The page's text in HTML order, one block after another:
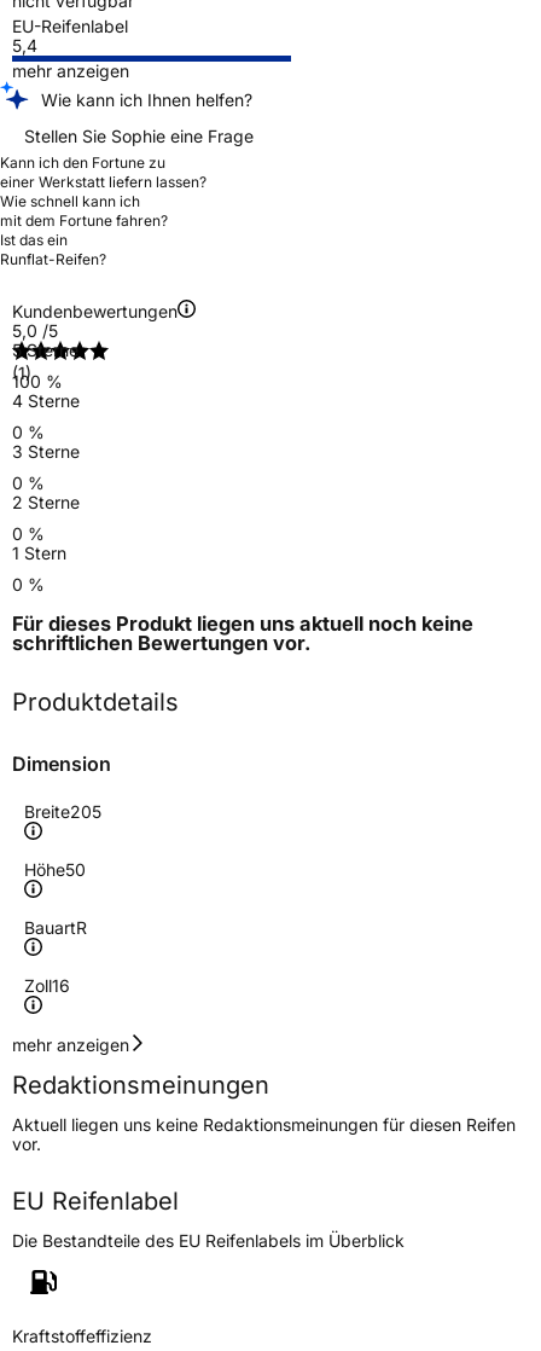
EU-Reifenlabel
5,4
mehr anzeigen
Wie kann ich Ihnen helfen?
Stellen Sie Sophie eine Frage
Kann ich den Fortune zu
einer Werkstatt liefern lassen?
Wie schnell kann ich
mit dem Fortune fahren?
Ist das ein
Runflat-Reifen?
Kundenbewertungen
5,0 /5
(1)
5 Sterne
100 %
4 Sterne
0 %
3 Sterne
0 %
2 Sterne
0 %
1 Stern
0 %
Für dieses Produkt liegen uns aktuell noch keine
schriftlichen Bewertungen vor.
Produktdetails
Dimension
Breite205
Höhe50
BauartR
Zoll16
Geschwindigkeitsindex
Höchstgeschwindigkeit
240 km/h
Lastindex91
Höchstlast615 kg
Generelle Merkmale
Fahrzeugtyp
VerwendungSommerreifen
mehr anzeigen
Redaktionsmeinungen
Aktuell liegen uns keine Redaktionsmeinungen für diesen Reifen
vor.
EU Reifenlabel
Die Bestandteile des EU Reifenlabels im Überblick
Kraftstoffeffizienz